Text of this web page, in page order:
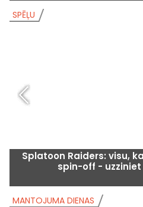
Splatoon Raiders: visu,
spin-off -
SPĒĻU
MANTOJUMA DIENAS